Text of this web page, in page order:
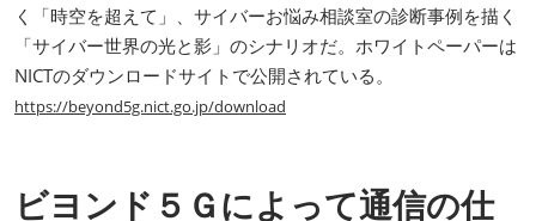
く「時空を超えて」、サイバーお悩み相談室の診断事例を描く
「サイバー世界の光と影」のシナリオだ。ホワイトペーパーは
NICTのダウンロードサイトで公開されている。
https://beyond5g.nict.go.jp/download
ビヨンド５Ｇによって通信の仕